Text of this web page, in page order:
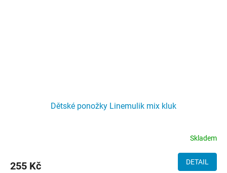
Dětské ponožky Linemulik mix kluk
Skladem
255 Kč DETAIL